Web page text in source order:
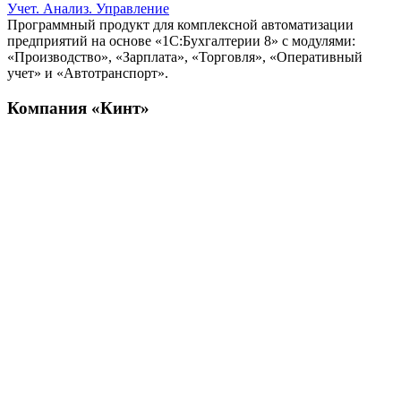
Учет. Анализ. Управление
Программный продукт для комплексной автоматизации
предприятий на основе «1С:Бухгалтерии 8» с модулями:
«Производство», «Зарплата», «Торговля», «Оперативный
учет» и «Автотранспорт».
Компания «Кинт»